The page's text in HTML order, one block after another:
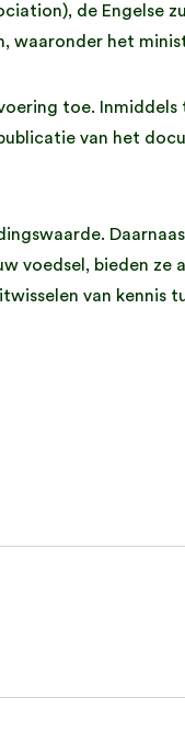
de Engelse
waaronder het
toe.
van het
voedsel, bieden ze
van kennis